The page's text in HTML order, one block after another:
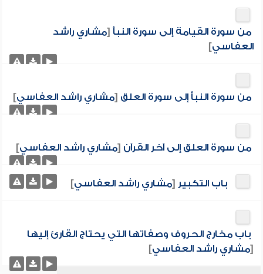
من سورة القيامة إلى سورة النبأ [مشاري راشد
العفاسي]
من سورة النبأ إلى سورة العلق [مشاري راشد العفاسي]
من سورة العلق إلى آخر القرآن [مشاري راشد العفاسي]
باب التكبير [مشاري راشد العفاسي]
باب مخارج الحروف وصفاتها التي يحتاج القارئ إليها
[مشاري راشد العفاسي]